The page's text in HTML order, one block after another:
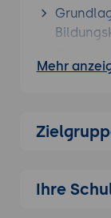
Docs
Mehr
Ihre